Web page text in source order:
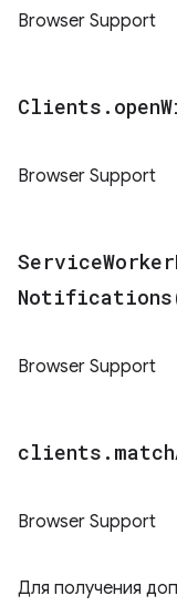
Browser Support
Clients . open
Browser Support
ServiceWorker
Browser Support
clients . match
Browser Support
Для получения